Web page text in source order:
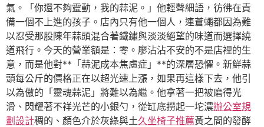
氣。「你還不夠靈動，我的蒜泥。」他輕聲細語，彷彿在責
備一個不上進的孩子。店內只有他一個人，連蒼蠅都因為難
以忍受那股陳年蒜頭混合著鐵鏽與淡淡絕望的味道而選擇繞
道飛行。今天的營業額是：零。廖沾沾不安的不是店裡的生
意，而是他對**「蒜泥成本焦慮症」**的深層恐懼。新鮮蒜
頭每公斤的價格正在以超光速上漲，如果再這樣下去，他引
以為傲的「靈魂蒜泥」將難以為繼。他拿著一把被磨得光
滑、閃耀著不祥光芒的小銀勺，從缸底撈起一坨濃辦公室規
劃設計稠的、顏色介於灰綠與土久坐椅子推薦黃之間的發酵